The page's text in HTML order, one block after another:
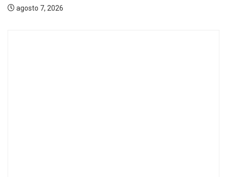
agosto 7, 2026